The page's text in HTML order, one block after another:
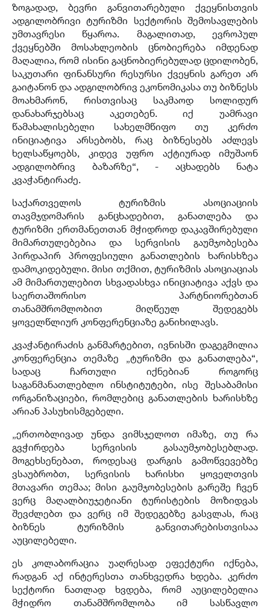
ზოგადად, ბევრი განვითარებული ქვეყნისთვის
ადგილობრივი ტურიზმი სექტორის შემოსავლების
უმთავრესი წყაროა. მაგალითად, ევროპულ
ქვეყნებში მოსახლეობის ცნობიერება იმდენად
მაღალია, რომ ისინი გაცნობიერებულად ცდილობენ,
საკუთარი ფინანსური რესურსი ქვეყნის გარეთ არ
გაიტანონ და ადგილობრივ ეკონომიკასა თუ ბიზნესს
მოახმარონ, რისთვისაც საკმაოდ სოლიდურ
დანახარჯებსაც აკეთებენ. იქ უამრავი
წამახალისებელი სახელმწიფო თუ კერძო
ინიციატივა არსებობს, რაც ბიზნესებს აძლევს
ხელსაწყოებს, კიდევ უფრო აქტიურად იმუშაონ
ადგილობრივ ბაზარზე“, - აცხადებს ნატა
კვაჭანტირაძე.
საქართველოს ტურიზმის ასოციაციის
თავმჯდომარის განცხადებით, განათლება და
ტურიზმი ერთმანეთთან მჭიდროდ დაკავშირებული
მიმართულებებია და სერვისის გაუმჯობესება
პირდაპირ პროფესიული განათლების ხარისხზეა
დამოკიდებული. მისი თქმით, ტურიზმის ასოციაციას
ამ მიმართულებით სხვადასხვა ინიციატივა აქვს და
საერთაშორისო პარტნიორებთან
თანამშრომლობით მიღწეულ შედეგებს
ყოველწლიურ კონფერენციაზე განიხილავს.
კვაჭანტირაძის განმარტებით, ივნისში დაგეგმილია
კონფერენცია თემაზე „ტურიზმი და განათლება“,
სადაც ჩართული იქნებიან როგორც
საგანმანათლებლო ინსტიტუტები, ისე შესაბამისი
ორგანიზაციები, რომლებიც განათლების ხარისხზე
არიან პასუხისმგებელი.
„ერთობლივად უნდა ვიმსჯელოთ იმაზე, თუ რა
გვჭირდება სერვისის გასაუმჯობესებლად.
მოგეხსენებათ, როდესაც დარგის გამოწვევებზე
ვსაუბრობთ, სერვისის ხარისხი ყოველთვის
მთავარი თემაა; მისი გაუმჯობესების გარეშე ჩვენ
ვერც მაღალბიუჯეტიანი ტურისტების მოზიდვას
შევძლებთ და ვერც იმ შედეგებზე გასვლას, რაც
ბიზნეს ტურიზმის განვითარებისთვისაა
აუცილებელი.
ეს კოლაბორაცია უაღრესად ეფექტური იქნება,
რადგან აქ ინტერესთა თანხვედრა ხდება. კერძო
სექტორი ნათლად ხვდება, რომ აუცილებელია
მჭიდრო თანამშრომლობა იმ სასწავლო